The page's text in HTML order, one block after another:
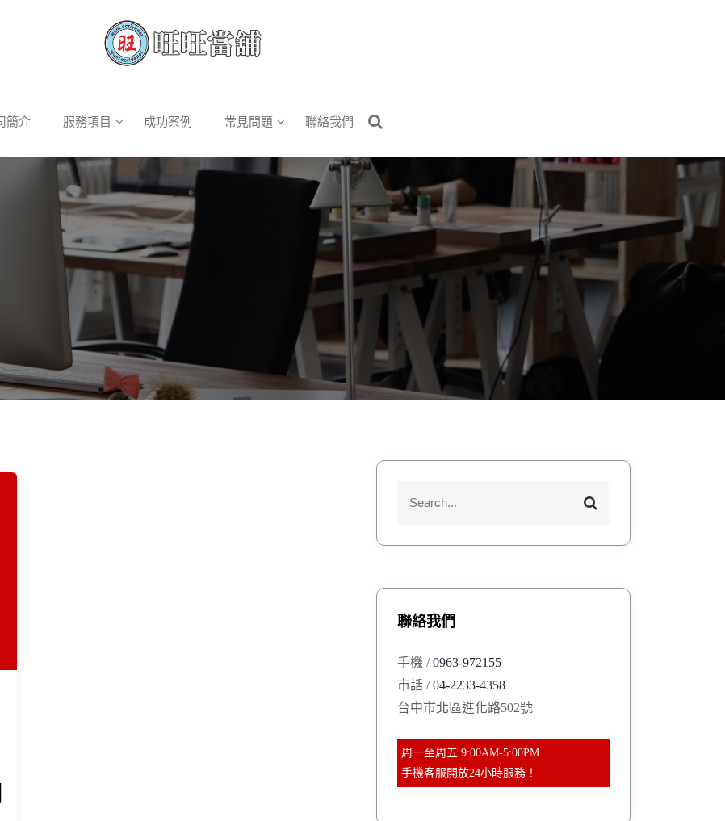
簡介 服務項目 成功案例 常見問題 聯絡我們
f
S
r
聯絡我們
手機 /0963-972155
市話 /04-2233-4358
台中市北區進化路502號
周一至周五 9:00AM-5:00PM
手機客服開放24小時服務！